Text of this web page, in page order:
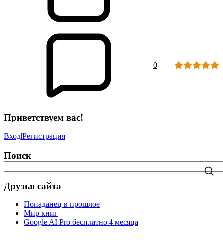
0
Приветствуем вас!
Вход|Регистрация
Поиск
Друзья сайта
Попаданец в прошлое
Мир книг
Google AI Pro бесплатно 4 месяца